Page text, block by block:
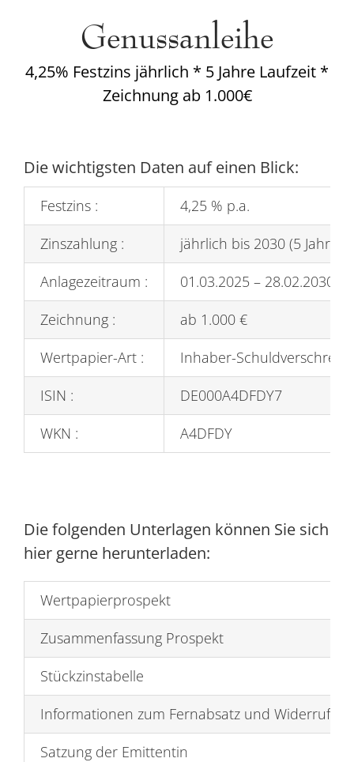
Genussanleihe
4,25% Festzins jährlich * 5 Jahre Laufzeit *
Zeichnung ab 1.000€
Die wichtigsten Daten auf einen Blick:
Festzins :
4,25 % p.a.
Zinszahlung :
jährlich bis 2030 (5 Jahre
Anlagezeitraum :
01.03.2025 – 28.02.2030
Zeichnung :
ab 1.000 €
Wertpapier-Art :
Inhaber-
ISIN :
DE000A4DFDY7
WKN :
A4DFDY
Die folgenden Unterlagen können Sie sich
hier gerne herunterladen:
Wertpapierprospekt
Zusammenfassung Prospekt
Stückzinstabelle
Informationen zum Fernabsatz und
Satzung der Emittentin